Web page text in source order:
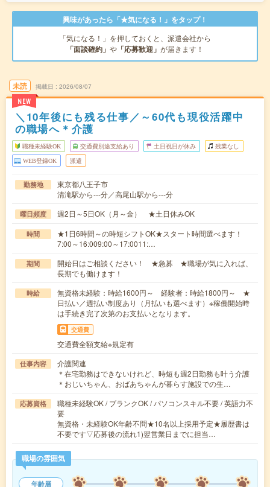
興味があったら「★気になる！」をタップ！
「気になる！」を押しておくと、派遣会社から
「面談確約」 や 「応募歓迎」 が届きます！
未読
NEW
掲載日 2026/08/07
＼10年後にも残る仕事／～60代も現役活躍中
の職場へ＊介護
職種未経験OK 交通費別途支給あり 土日祝日が休み 残業なし
WEB登録OK 派遣
勤務地
東京都八王子市
清滝駅から---分／高尾山駅から---分
曜日頻度 週2日～5日OK（月～金） ★土日休みOK
時間
★1日6時間～の時短シフトOK★スタート時間選べます！
7:00～16:009:00～17:0011:…
期間
開始日はご相談ください！ ★急募 ★職場が気に入れば、
長期でも働けます！
時給
無資格未経験：時給1600円～ 経験者：時給1800円～ ★
日払い／週払い制度あり（月払いも選べます）※稼働開始時
は手続き完了次第のお支払いとなります。
交通費
交通費全額支給※規定有
仕事内容
介護関連
＊在宅勤務はできないけれど、時短も週2日勤務も叶う介護
＊おじいちゃん、おばあちゃんが暮らす施設での生…
応募資格
職種未経験OK / ブランクOK / パソコンスキル不要 / 英語力不
要
無資格・未経験OK年齢不問★10名以上採用予定★履歴書は
不要です▽応募後の流れ1)翌営業日までに担当…
職場の雰囲気
年齢層